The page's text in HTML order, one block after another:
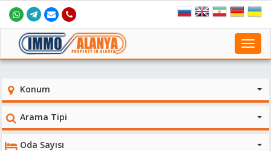
Konum
Arama Tipi
Oda Sayısı